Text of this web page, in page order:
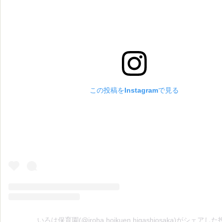
この投稿をInstagramで見る
いろは保育園(@iroha.hoikuen.higashiosaka)がシェアした